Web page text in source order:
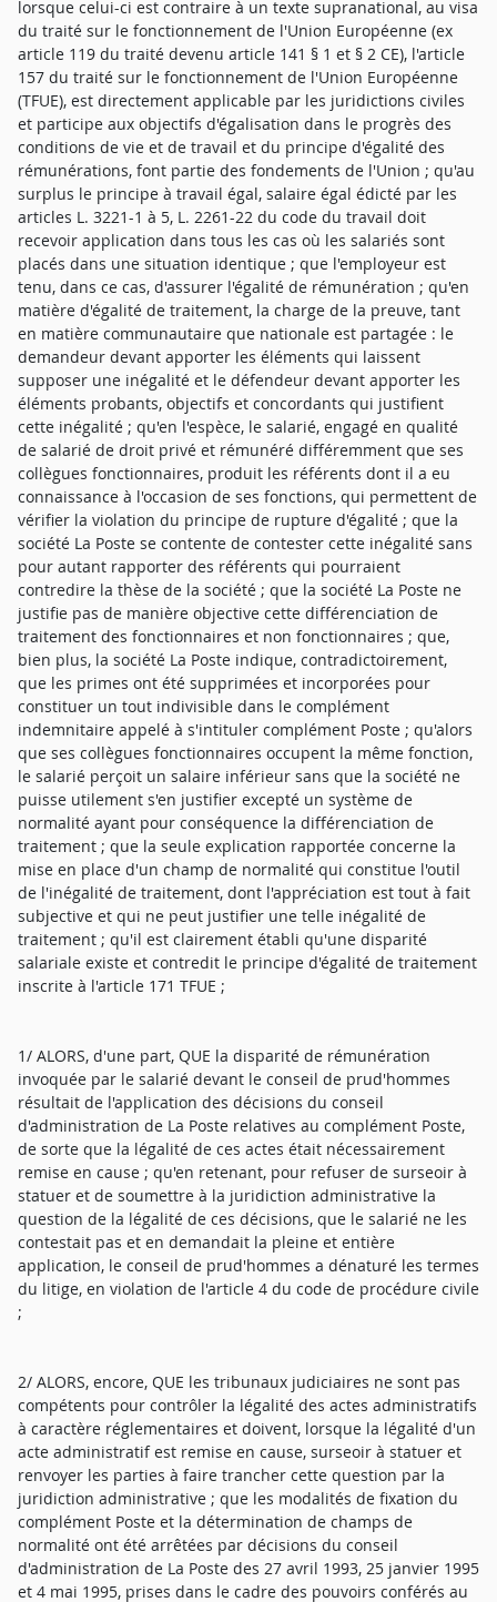
lorsque celui-ci est contraire à un texte supranational, au visa
du traité sur le fonctionnement de l'Union Européenne (ex
article 119 du traité devenu article 141 § 1 et § 2 CE), l'article
157 du traité sur le fonctionnement de l'Union Européenne
(TFUE), est directement applicable par les juridictions civiles
et participe aux objectifs d'égalisation dans le progrès des
conditions de vie et de travail et du principe d'égalité des
rémunérations, font partie des fondements de l'Union ; qu'au
surplus le principe à travail égal, salaire égal édicté par les
articles L. 3221-1 à 5, L. 2261-22 du code du travail doit
recevoir application dans tous les cas où les salariés sont
placés dans une situation identique ; que l'employeur est
tenu, dans ce cas, d'assurer l'égalité de rémunération ; qu'en
matière d'égalité de traitement, la charge de la preuve, tant
en matière communautaire que nationale est partagée : le
demandeur devant apporter les éléments qui laissent
supposer une inégalité et le défendeur devant apporter les
éléments probants, objectifs et concordants qui justifient
cette inégalité ; qu'en l'espèce, le salarié, engagé en qualité
de salarié de droit privé et rémunéré différemment que ses
collègues fonctionnaires, produit les référents dont il a eu
connaissance à l'occasion de ses fonctions, qui permettent de
vérifier la violation du principe de rupture d'égalité ; que la
société La Poste se contente de contester cette inégalité sans
pour autant rapporter des référents qui pourraient
contredire la thèse de la société ; que la société La Poste ne
justifie pas de manière objective cette différenciation de
traitement des fonctionnaires et non fonctionnaires ; que,
bien plus, la société La Poste indique, contradictoirement,
que les primes ont été supprimées et incorporées pour
constituer un tout indivisible dans le complément
indemnitaire appelé à s'intituler complément Poste ; qu'alors
que ses collègues fonctionnaires occupent la même fonction,
le salarié perçoit un salaire inférieur sans que la société ne
puisse utilement s'en justifier excepté un système de
normalité ayant pour conséquence la différenciation de
traitement ; que la seule explication rapportée concerne la
mise en place d'un champ de normalité qui constitue l'outil
de l'inégalité de traitement, dont l'appréciation est tout à fait
subjective et qui ne peut justifier une telle inégalité de
traitement ; qu'il est clairement établi qu'une disparité
salariale existe et contredit le principe d'égalité de traitement
inscrite à l'article 171 TFUE ;
1/ ALORS, d'une part, QUE la disparité de rémunération
invoquée par le salarié devant le conseil de prud'hommes
résultait de l'application des décisions du conseil
d'administration de La Poste relatives au complément Poste,
de sorte que la légalité de ces actes était nécessairement
remise en cause ; qu'en retenant, pour refuser de surseoir à
statuer et de soumettre à la juridiction administrative la
question de la légalité de ces décisions, que le salarié ne les
contestait pas et en demandait la pleine et entière
application, le conseil de prud'hommes a dénaturé les termes
du litige, en violation de l'article 4 du code de procédure civile
;
2/ ALORS, encore, QUE les tribunaux judiciaires ne sont pas
compétents pour contrôler la légalité des actes administratifs
à caractère réglementaires et doivent, lorsque la légalité d'un
acte administratif est remise en cause, surseoir à statuer et
renvoyer les parties à faire trancher cette question par la
juridiction administrative ; que les modalités de fixation du
complément Poste et la détermination de champs de
normalité ont été arrêtées par décisions du conseil
d'administration de La Poste des 27 avril 1993, 25 janvier 1995
et 4 mai 1995, prises dans le cadre des pouvoirs conférés au